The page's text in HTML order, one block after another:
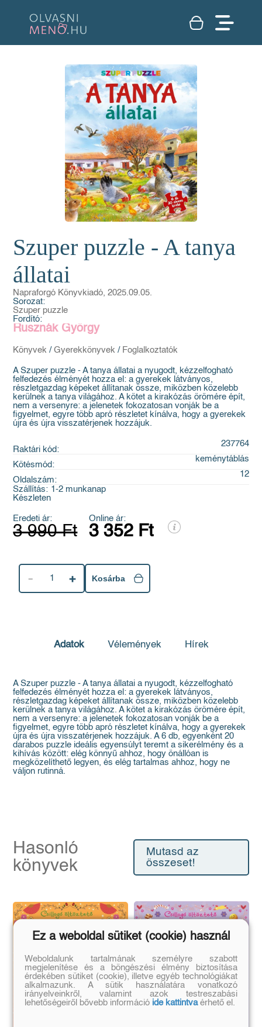
Szuper puzzle - A tanya
állatai
Napraforgó Könyvkiadó, 2025.09.05.
Sorozat:
Szuper puzzle
Fordító:
Rusznák György
Könyvek / Gyerekkönyvek / Foglalkoztatók
A Szuper puzzle - A tanya állatai a nyugodt, kézzelfogható
felfedezés élményét hozza el: a gyerekek látványos,
részletgazdag képeket állítanak össze, miközben közelebb
kerülnek a tanya világához. A kötet a kirakózás örömére épít,
nem a versenyre: a jelenetek fokozatosan vonják be a
figyelmet, egyre több apró részletet kínálva, hogy a gyerekek
újra és újra visszatérjenek hozzájuk.
Raktári kód:
237764
Kötésmód:
keménytáblás
Oldalszám:
12
Szállítás: 1-2 munkanap
Készleten
Eredeti ár:
3 990 Ft
Online ár:
3 352 Ft
1 Kosárba
Adatok Vélemények Hírek
A Szuper puzzle - A tanya állatai a nyugodt, kézzelfogható
felfedezés élményét hozza el: a gyerekek látványos,
részletgazdag képeket állítanak össze, miközben közelebb
kerülnek a tanya világához. A kötet a kirakózás örömére épít,
nem a versenyre: a jelenetek fokozatosan vonják be a
figyelmet, egyre több apró részletet kínálva, hogy a gyerekek
újra és újra visszatérjenek hozzájuk. A 6 db, egyenként 20
darabos puzzle ideális egyensúlyt teremt a sikerélmény és a
kihívás között: elég könnyű ahhoz, hogy önállóan is
megközelíthető legyen, és elég tartalmas ahhoz, hogy ne
váljon rutinná.
Hasonló
könyvek
Mutasd az
összeset!
Ez a weboldal sütiket (cookie) használ
Weboldalunk tartalmának személyre szabott
megjelenítése és a böngészési élmény biztosítása
érdekében sütiket (cookie), illetve egyéb technológiákat
alkalmazunk. A sütik használatára vonatkozó
irányelveinkről, valamint azok testreszabási
lehetőségeiről bővebb információ ide kattintvaérhető el.